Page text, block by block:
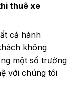
thuê xe
cả hành
không
một số trường
với chúng tôi